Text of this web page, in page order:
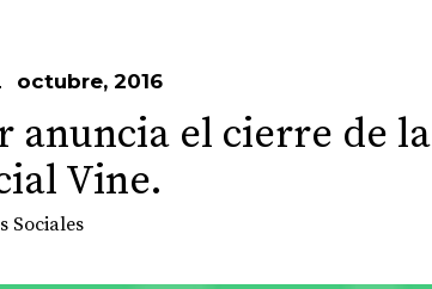
octubre, 2016
anuncia el cierre de la
Vine.
Sociales